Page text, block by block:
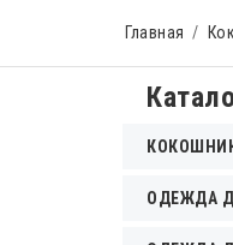
Главная
ОДЕЖДА